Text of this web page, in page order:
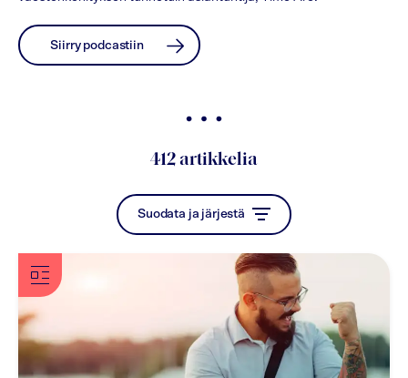
Siirry podcastiin
412 artikkelia
Suodata ja järjestä